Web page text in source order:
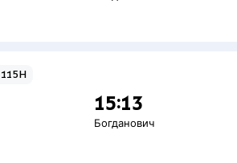
115Н
15:13
Богданович